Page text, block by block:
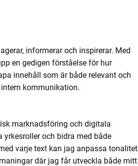
informerar och inspirerar. Med
en gedigen förståelse för hur
innehåll som är både relevant och
kommunikation.
marknadsföring och digitala
och bidra med både
varje text kan jag anpassa tonalitet
där jag får utveckla både mitt